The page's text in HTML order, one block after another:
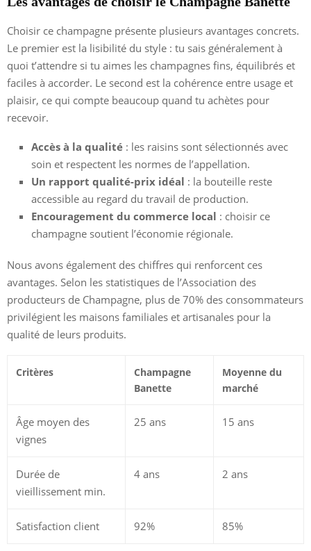
Choisir ce champagne présente plusieurs avantages concrets.
Le premier est la lisibilité du style : tu sais généralement à
quoi t’attendre si tu aimes les champagnes fins, équilibrés et
faciles à accorder. Le second est la cohérence entre usage et
plaisir, ce qui compte beaucoup quand tu achètes pour
recevoir.
Accès à la qualité : les raisins sont sélectionnés avec
soin et respectent les normes de l’appellation.
Un rapport qualité-prix idéal : la bouteille reste
accessible au regard du travail de production.
Encouragement du commerce local : choisir ce
champagne soutient l’économie régionale.
Nous avons également des chiffres qui renforcent ces
avantages. Selon les statistiques de l’Association des
producteurs de Champagne, plus de 70% des consommateurs
privilégient les maisons familiales et artisanales pour la
qualité de leurs produits.
Critères
Champagne
Banette
Moyenne du
marché
Âge moyen des
vignes
25 ans 15 ans
Durée de
vieillissement min.
4 ans 2 ans
Satisfaction client 92% 85%